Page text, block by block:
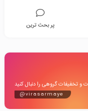
پر بحث ترین
و تخفیفات گروهی را دنبال کنید
@virasarmaye